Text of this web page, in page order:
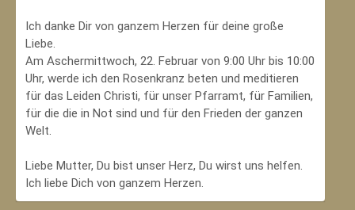
Ich danke Dir von ganzem Herzen für deine große
Liebe.
Am Aschermittwoch, 22. Februar von 9:00 Uhr bis 10:00
Uhr, werde ich den Rosenkranz beten und meditieren
für das Leiden Christi, für unser Pfarramt, für Familien,
für die die in Not sind und für den Frieden der ganzen
Welt.
Liebe Mutter, Du bist unser Herz, Du wirst uns helfen.
Ich liebe Dich von ganzem Herzen.